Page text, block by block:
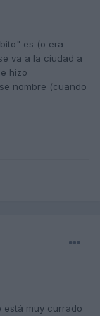
es (o era
va a la ciudad a
hizo
nombre (cuando
está muy currado